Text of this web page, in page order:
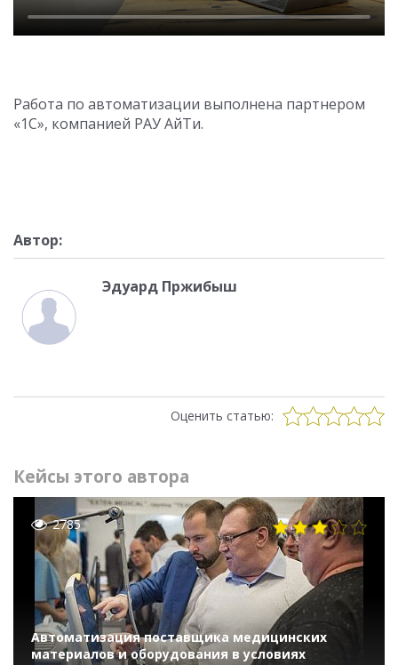
Работа по автоматизации выполнена партнером
«1С», компанией РАУ АйТи.
Автор:
Эдуард Пржибыш
Оценить статью:
Кейсы этого автора
2785
Автоматизация поставщика медицинских
материалов и оборудования в условиях